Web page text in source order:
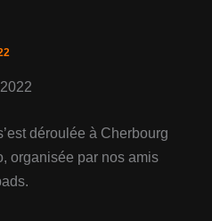
déroulée à Cherbourg
organisée par nos amis